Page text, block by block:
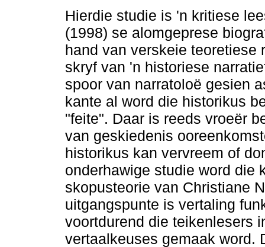
Hierdie studie is 'n kritiese
(1998) se alomgeprese
hand van verskeie teoretiese
skryf van 'n historiese
spoor van narratoloë gesien
kante al word die historikus
"feite". Daar is reeds vroeër
van geskiedenis
historikus kan vervreem of
onderhawige studie word die
skopusteorie van Christiane
uitgangspunte is vertaling
voortdurend die teikenlesers
vertaalkeuses gemaak word.